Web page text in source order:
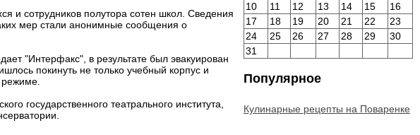
и сотрудников полутора сотен школ. Сведения
мер стали анонимные сообщения о
"Интерфакс", в результате был эвакуирован
покинуть не только учебный корпус и
государственного театрального института,
10
11 12 13 14 15
16
17
18 19 20 21 22
23
24
25 26 27 28 29
30
31
Популярное
Кулинарные рецепты на Поваренке